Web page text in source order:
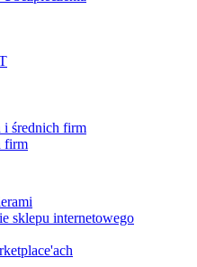
i średnich firm
firm
sklepu internetowego